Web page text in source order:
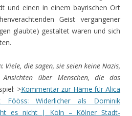
und einen in einem bayrischen Ort
Geist vergangener
glaubte) gestaltet waren und sich
Viele, die sagen, sie seien keine Nazis,
über Menschen, die das
>Kommentar zur Häme für Alica
Fööss: Widerlicher als Dominik
es nicht | Köln – Kölner Stadt-